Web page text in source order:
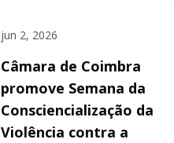
jun 2, 2026
Câmara de Coimbra
promove Semana da
Consciencialização da
Violência contra a